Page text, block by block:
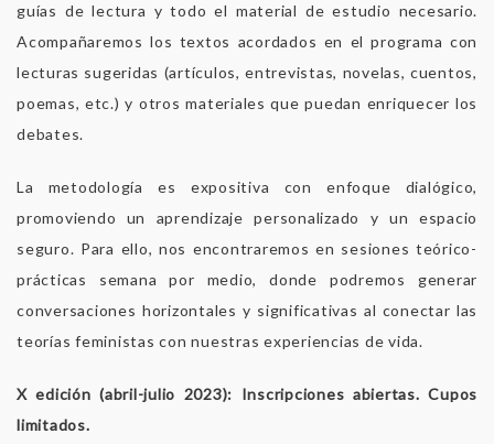
guías de lectura y todo el material de estudio necesario.
Acompañaremos los textos acordados en el programa con
lecturas sugeridas (artículos, entrevistas, novelas, cuentos,
poemas, etc.) y otros materiales que puedan enriquecer los
debates.
La metodología es expositiva con enfoque dialógico,
promoviendo un aprendizaje personalizado y un espacio
seguro. Para ello, nos encontraremos en sesiones teórico-
prácticas semana por medio, donde podremos generar
conversaciones horizontales y significativas al conectar las
teorías feministas con nuestras experiencias de vida.
X edición (abril-julio 2023): Inscripciones abiertas. Cupos
limitados.